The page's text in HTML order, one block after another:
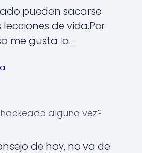
pueden sacarse
de vida.Por
me gusta la…
alguna vez?
de hoy, no va de